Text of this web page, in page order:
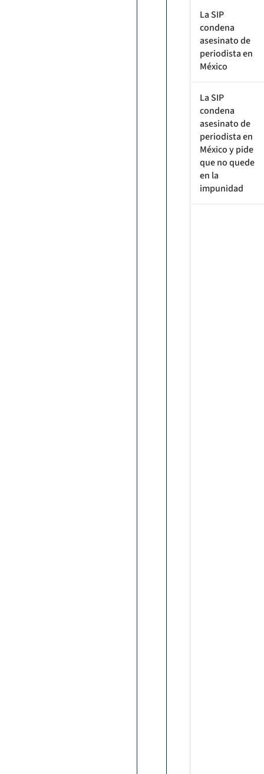
La SIP
condena
asesinato de
periodista en
México
La SIP
condena
asesinato de
periodista en
México y pide
que no quede
en la
impunidad